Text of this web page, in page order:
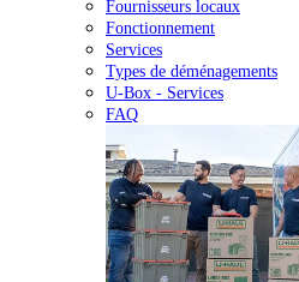
Fournisseurs locaux
Fonctionnement
Services
Types de déménagements
U-Box - Services
FAQ